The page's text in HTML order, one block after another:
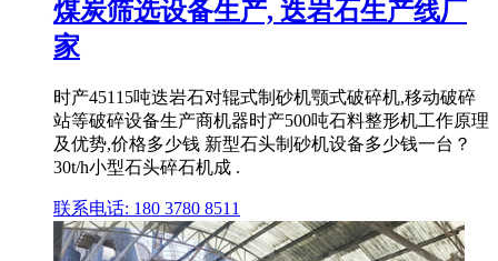
煤炭筛选设备生产, 迭岩石生产线厂
家
时产45115吨迭岩石对辊式制砂机颚式破碎机,移动破碎
站等破碎设备生产商机器时产500吨石料整形机工作原理
及优势,价格多少钱 新型石头制砂机设备多少钱一台？
30t/h小型石头碎石机成 .
联系电话: 180 3780 8511